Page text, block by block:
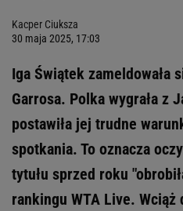
Kacper Ciuksza
30 maja 2025, 17:03
Iga Świątek zameldowała
Garrosa. Polka wygrała z
postawiła jej trudne
spotkania. To oznacza
tytułu sprzed roku
rankingu WTA Live.